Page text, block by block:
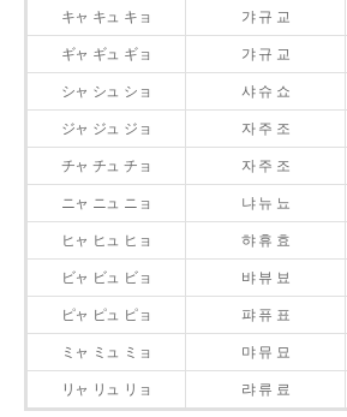
キャ キュ キョ 갸 규 교
ギャ ギュ ギョ 갸 규 교
シャ シュ ショ 샤 슈 쇼
ジャ ジュ ジョ 자 주 조
チャ チュ チョ 자 주 조
ニャ ニュ ニョ 냐 뉴 뇨
ヒャ ヒュ ヒョ 햐 휴 효
ビャ ビュ ビョ 뱌 뷰 뵤
ピャ ピュ ピョ 퍄 퓨 표
ミャ ミュ ミョ 먀 뮤 묘
リャ リュ リョ 랴 류 료